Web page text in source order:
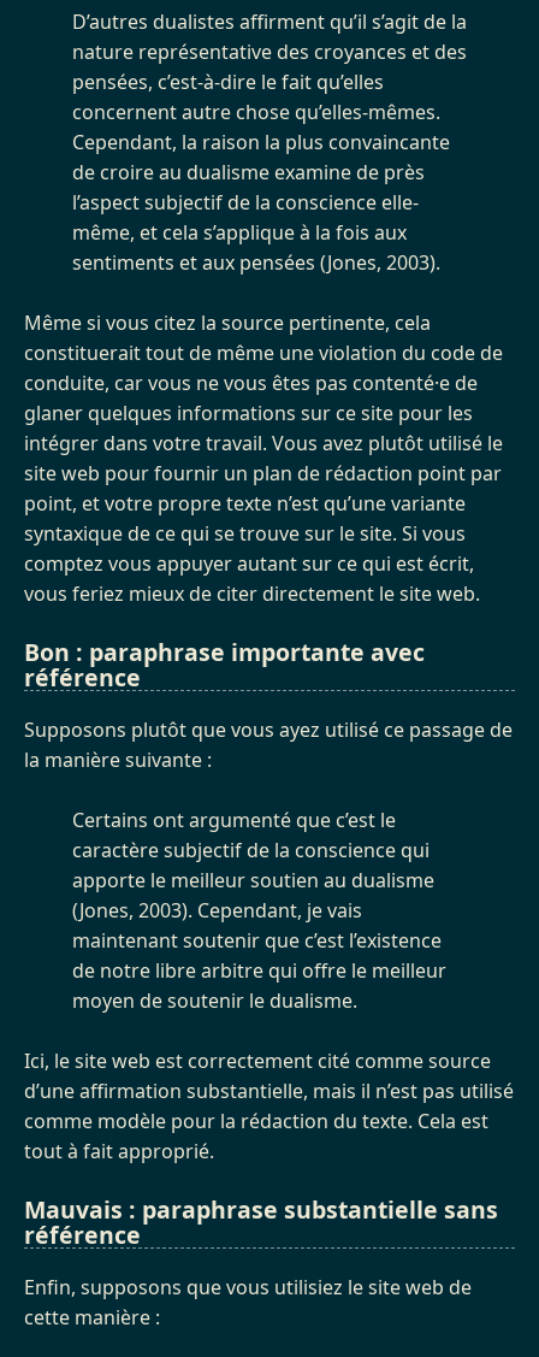
D’autres dualistes affirment qu’il s’agit de la
nature représentative des croyances et des
pensées, c’est-à-dire le fait qu’elles
concernent autre chose qu’elles-mêmes.
Cependant, la raison la plus convaincante
de croire au dualisme examine de près
l’aspect subjectif de la conscience elle-
même, et cela s’applique à la fois aux
sentiments et aux pensées (Jones, 2003).
Même si vous citez la source pertinente, cela
constituerait tout de même une violation du code de
conduite, car vous ne vous êtes pas contenté·e de
glaner quelques informations sur ce site pour les
intégrer dans votre travail. Vous avez plutôt utilisé le
site web pour fournir un plan de rédaction point par
point, et votre propre texte n’est qu’une variante
syntaxique de ce qui se trouve sur le site. Si vous
comptez vous appuyer autant sur ce qui est écrit,
vous feriez mieux de citer directement le site web.
Bon : paraphrase importante avec
référence
Supposons plutôt que vous ayez utilisé ce passage de
la manière suivante :
Certains ont argumenté que c’est le
caractère subjectif de la conscience qui
apporte le meilleur soutien au dualisme
(Jones, 2003). Cependant, je vais
maintenant soutenir que c’est l’existence
de notre libre arbitre qui offre le meilleur
moyen de soutenir le dualisme.
Ici, le site web est correctement cité comme source
d’une affirmation substantielle, mais il n’est pas utilisé
comme modèle pour la rédaction du texte. Cela est
tout à fait approprié.
Mauvais : paraphrase substantielle sans
référence
Enfin, supposons que vous utilisiez le site web de
cette manière :